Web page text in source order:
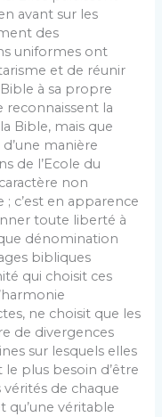
avant sur les
des
uniformes ont
et de réunir
à sa propre
reconnaissent la
Bible, mais que
manière
de l’Ecole du
non
c’est en apparence
toute liberté à
dénomination
bibliques
qui choisit ces
ne choisit que les
de divergences
sur lesquels elles
le plus besoin d’être
vérités de chaque
qu’une véritable